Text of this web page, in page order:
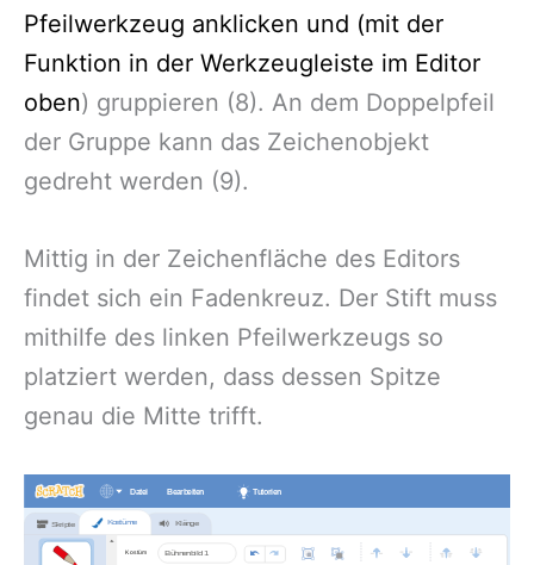
Pfeilwerkzeug anklicken und (mit der
Funktion in der Werkzeugleiste im Editor
oben) gruppieren (8). An dem Doppelpfeil
der Gruppe kann das Zeichenobjekt
gedreht werden (9).
Mittig in der Zeichenfläche des Editors
findet sich ein Fadenkreuz. Der Stift muss
mithilfe des linken Pfeilwerkzeugs so
platziert werden, dass dessen Spitze
genau die Mitte trifft.